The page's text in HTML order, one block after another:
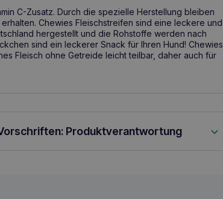
C-Zusatz. Durch die spezielle Herstellung bleiben
Chewies Fleischstreifen sind eine leckere und
hergestellt und die Rohstoffe werden nach
sind ein leckerer Snack für Ihren Hund! Chewies
Fleisch ohne Getreide leicht teilbar, daher auch für
Produktverantwortung